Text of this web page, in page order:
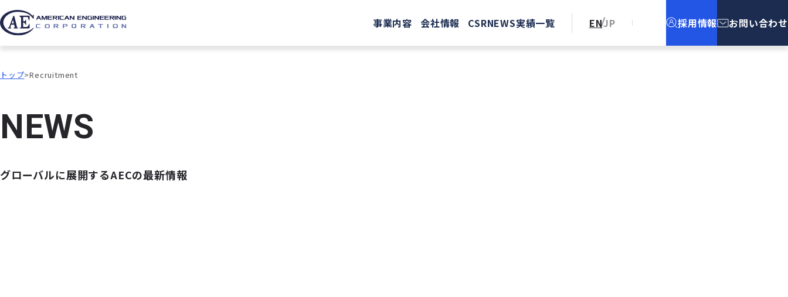
事業内容 会社情報 CSRNEWS実績一覧 ENJP 採用情報 お問い合わせ
トップ Recruitment
NEWS
グローバルに展開するAECの最新情報